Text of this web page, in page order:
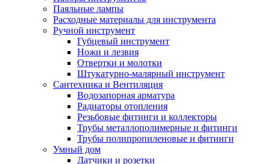
Паяльные лампы
Расходные материалы для инструмента
Ручной инструмент
Губцевый инструмент
Ножи и лезвия
Отвертки и молотки
Штукатурно-малярный инструмент
Сантехника и Вентиляция
Водозапорная арматура
Радиаторы отопления
Резьбовые фитинги и коллекторы
Трубы металлополимерные и фитинги
Трубы полипропиленовые и фитинги
Умный дом
Датчики и розетки